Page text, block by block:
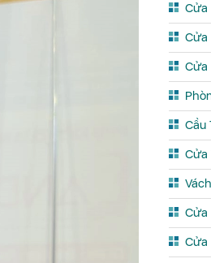
Cửa
Cửa
Cửa
Cầu
Cửa
Cửa
Cửa